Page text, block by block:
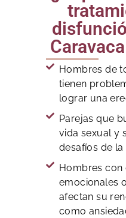
Hombres de
tienen
lograr una
Parejas que
vida sexual y
desafíos de
Hombres con
emocionales
afectan su
como